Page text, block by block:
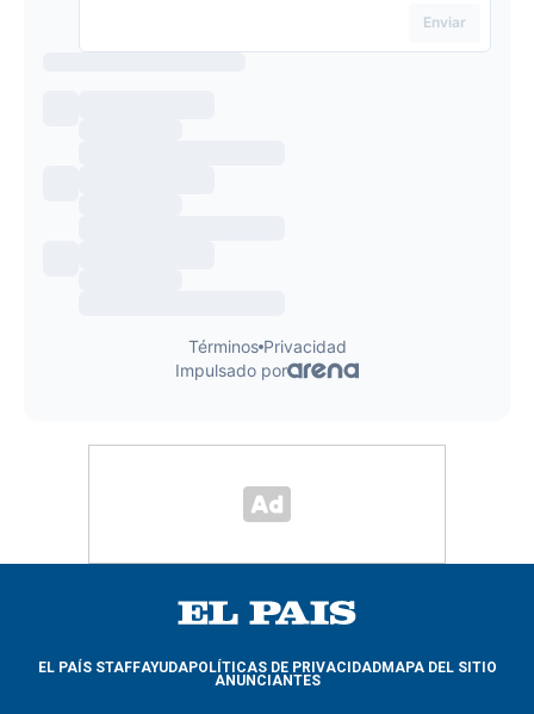
EL PAÍS STAFFAYUDAPOLÍTICAS DE PRIVACIDADMAPA DEL SITIO
ANUNCIANTES